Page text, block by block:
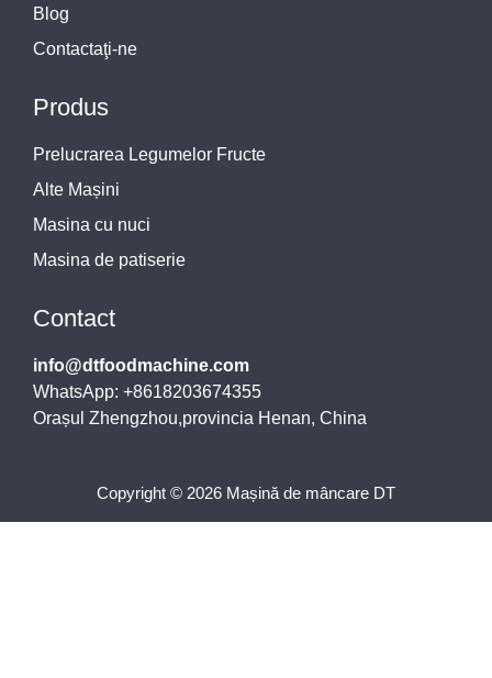
Blog
Contactaţi-ne
Produs
Prelucrarea Legumelor Fructe
Alte Mașini
Masina cu nuci
Masina de patiserie
Contact
info@dtfoodmachine.com
WhatsApp: +8618203674355
Orașul Zhengzhou,provincia Henan, China
Copyright © 2026 Mașină de mâncare DT